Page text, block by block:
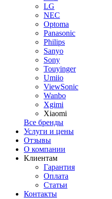
LG
NEC
Optoma
Panasonic
Philips
Sanyo
Sony
Touyinger
Umiio
ViewSonic
Wanbo
Xgimi
Xiaomi
Все бренды
Услуги и цены
Отзывы
О компании
Клиентам
Гарантия
Оплата
Статьи
Контакты